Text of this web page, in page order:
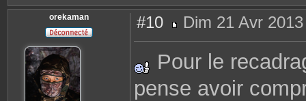
orekaman #10
e
s
a
Dim 21 Avr
Pour le
pense avoir